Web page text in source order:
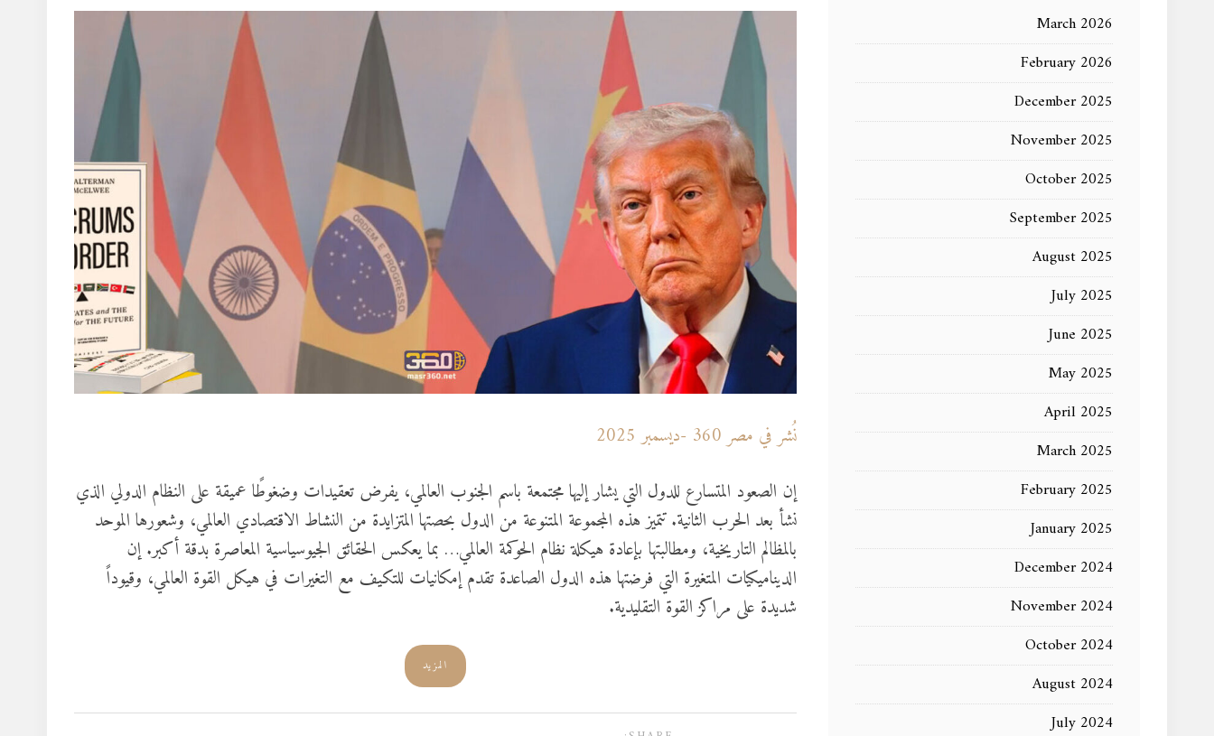
نُشر في مصر 360 -ديسمبر 2025
إن الصعود المتسارع للدول التي يشار إليها مجتمعة باسم الجنوب العالمي، يفرض تعقيدات وضغوطًا عميقة على النظام الدولي الذي
نشأ بعد الحرب الثانية. تتميز هذه المجموعة المتنوعة من الدول بحصتها المتزايدة من النشاط الاقتصادي العالمي، وشعورها الموحد
بالمظالم التاريخية، ومطالبتها بإعادة هيكلة نظام الحوكمة العالمي… بما يعكس الحقائق الجيوسياسية المعاصرة بدقة أكبر. إن
الديناميكيات المتغيرة التي فرضتها هذه الدول الصاعدة تقدم إمكانيات للتكيف مع التغيرات في هيكل القوة العالمي، وقيوداً
شديدة على مراكز القوة التقليدية.
المزيد
March 2026
February 2026
December 2025
November 2025
October 2025
September 2025
August 2025
July 2025
June 2025
May 2025
April 2025
March 2025
February 2025
January 2025
December 2024
November 2024
October 2024
August 2024
July 2024